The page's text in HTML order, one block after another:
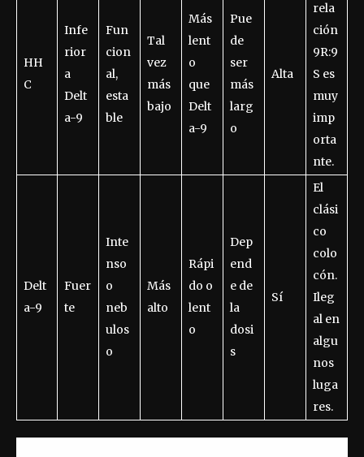
HH
C
Infe
rior
a
Delt
a-9
Fun
cion
al,
esta
ble
Tal
vez
más
bajo
Más
lent
o
que
Delt
a-9
Pue
de
ser
más
larg
o
Alta
rela
ción
9R:9
S es
muy
imp
orta
nte.
Delt
a-9
Fuer
te
Inte
nso
o
neb
ulos
o
Más
alto
Rápi
do o
lent
o
Dep
end
e de
la
dosi
s
Sí
El
clási
co
colo
cón.
Ileg
al en
algu
nos
luga
res.